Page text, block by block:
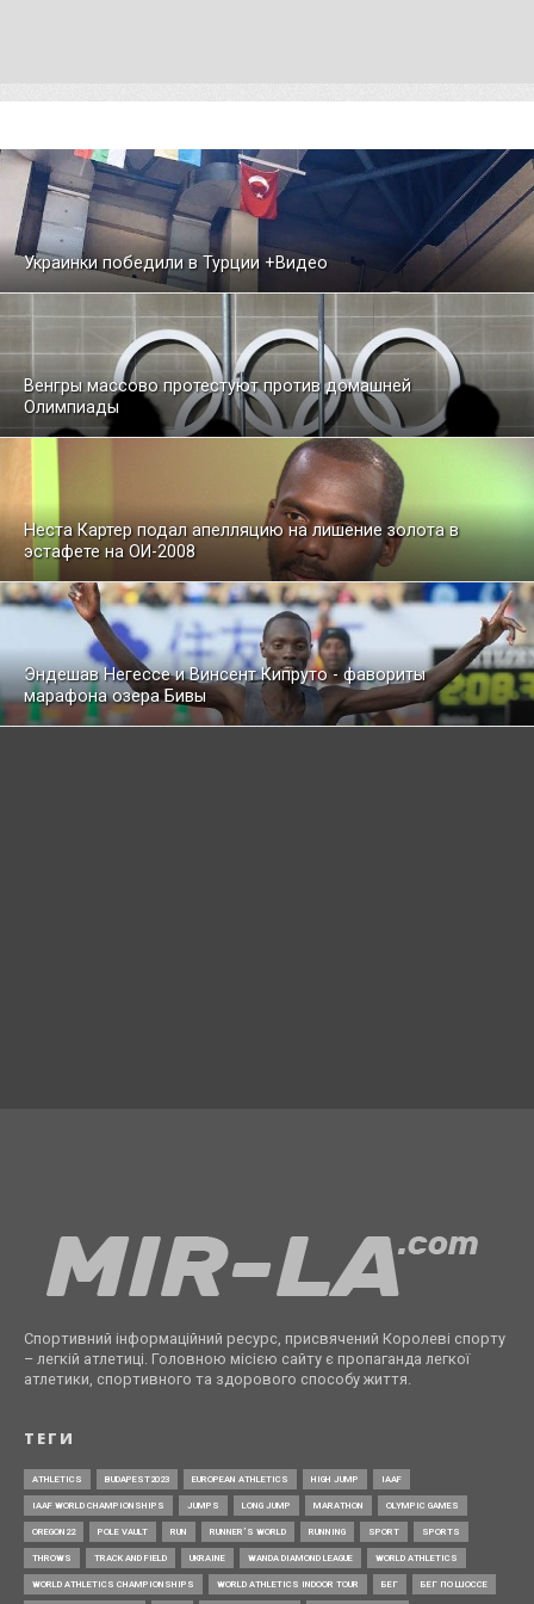
Украинки победили в Турции +Видео
Венгры массово протестуют против домашней
Олимпиады
Неста Картер подал апелляцию на лишение золота в
эстафете на ОИ-2008
Эндешав Негессе и Винсент Кипруто - фавориты
марафона озера Бивы
Спортивний інформаційний ресурс, присвячений Королеві спорту
– легкій атлетиці. Головною місією сайту є пропаганда легкої
атлетики, спортивного та здорового способу життя.
ТЕГИ
ATHLETICS BUDAPEST2023 EUROPEAN ATHLETICS HIGH JUMP IAAF
IAAF WORLD CHAMPIONSHIPS JUMPS LONG JUMP MARATHON OLYMPIC GAMES
OREGON22 POLE VAULT RUN RUNNER’S WORLD RUNNING SPORT SPORTS
THROWS TRACK AND FIELD UKRAINE WANDA DIAMOND LEAGUE WORLD ATHLETICS
WORLD ATHLETICS CHAMPIONSHIPS WORLD ATHLETICS INDOOR TOUR БЕГ БЕГ ПО ШОССЕ